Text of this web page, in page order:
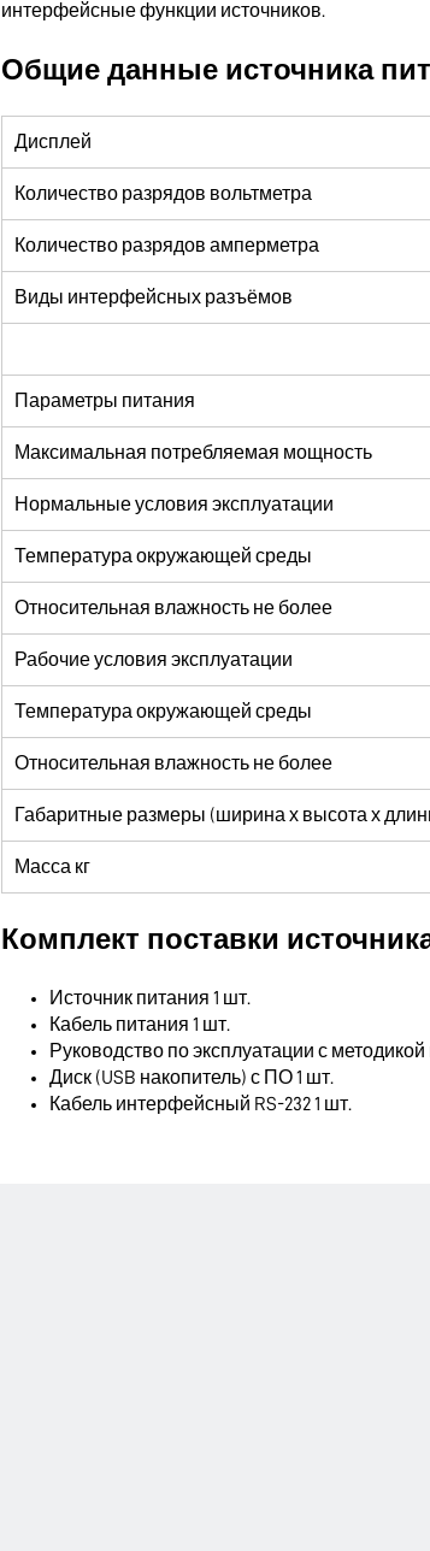
интерфейсные функции источников.
Общие данные источника
Дисплей
Количество разрядов вольтметра
Количество разрядов амперметра
Виды интерфейсных разъёмов
Параметры питания
Максимальная потребляемая мощность
Нормальные условия эксплуатации
Температура окружающей среды
Относительная влажность не более
Рабочие условия эксплуатации
Температура окружающей среды
Относительная влажность не более
Габаритные размеры (ширина х высота х
Масса кг
Комплект поставки
Источник питания 1 шт.
Кабель питания 1 шт.
Руководство по эксплуатации с методикой
Диск (USB накопитель) с ПО 1 шт.
Кабель интерфейсный RS-232 1 шт.